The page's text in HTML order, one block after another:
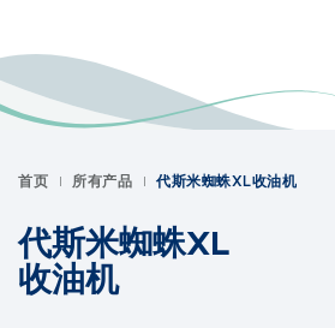
Korean
Polish
首页 所有产品 代斯米蜘蛛XL收油机
代斯米蜘蛛XL
收油机